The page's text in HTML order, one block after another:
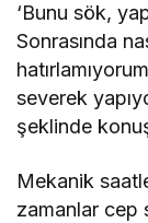
‘Bunu sök,
Sonrasında
severek
şeklinde
Mekanik
zamanlar cep